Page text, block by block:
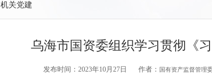
机关党建
乌海市国资委组织学习贯彻《
发布时间：2023年10月27日 作者： 国有资产监督管理